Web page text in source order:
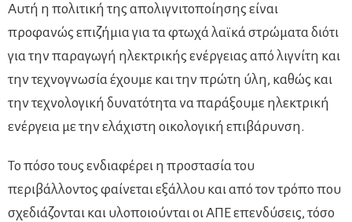
Αυτή η πολιτική της απολιγνιτοποίησης είναι
προφανώς επιζήμια για τα φτωχά λαϊκά στρώματα διότι
για την παραγωγή ηλεκτρικής ενέργειας από λιγνίτη και
την τεχνογνωσία έχουμε και την πρώτη ύλη, καθώς και
την τεχνολογική δυνατότητα να παράξουμε ηλεκτρική
ενέργεια με την ελάχιστη οικολογική επιβάρυνση.
Το πόσο τους ενδιαφέρει η προστασία του
περιβάλλοντος φαίνεται εξάλλου και από τον τρόπο που
σχεδιάζονται και υλοποιούνται οι ΑΠΕ επενδύσεις, τόσο